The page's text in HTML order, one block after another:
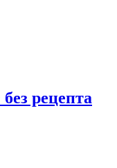
рецепта